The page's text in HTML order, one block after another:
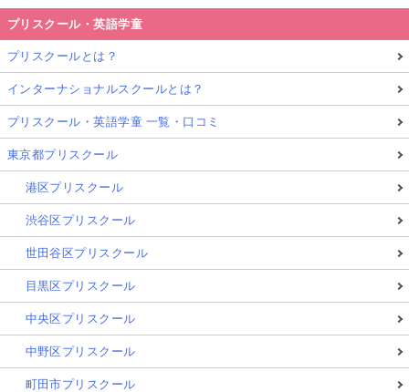
プリスクール・英語学童
プリスクールとは？
インターナショナルスクールとは？
プリスクール・英語学童 一覧・口コミ
東京都プリスクール
港区プリスクール
渋谷区プリスクール
世田谷区プリスクール
目黒区プリスクール
中央区プリスクール
中野区プリスクール
町田市プリスクール